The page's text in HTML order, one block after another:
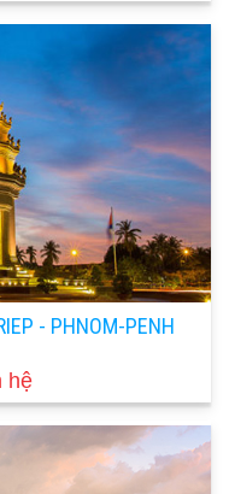
- PHNOM-PENH
hệ